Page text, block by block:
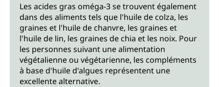
Les acides gras oméga-3 se trouvent également
dans des aliments tels que l'huile de colza, les
graines et l'huile de chanvre, les graines et
l'huile de lin, les graines de chia et les noix. Pour
les personnes suivant une alimentation
végétalienne ou végétarienne, les compléments
à base d'huile d'algues représentent une
excellente alternative.